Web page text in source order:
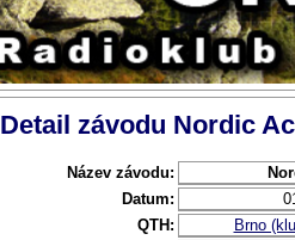
Detail závodu Nordic
Název závodu:
Datum:
QTH:
Brno